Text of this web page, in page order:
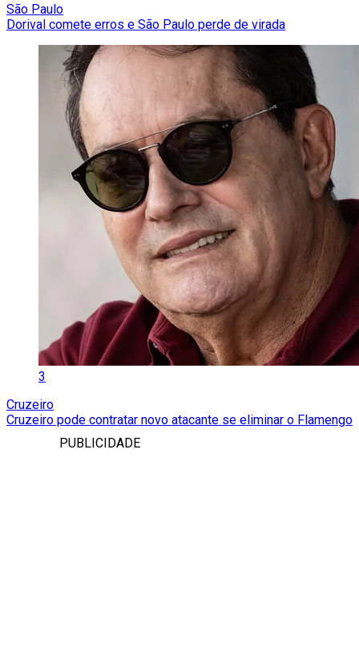
São Paulo
Dorival comete erros e São Paulo perde de virada
3
Cruzeiro
Cruzeiro pode contratar novo atacante se eliminar o Flamengo
PUBLICIDADE